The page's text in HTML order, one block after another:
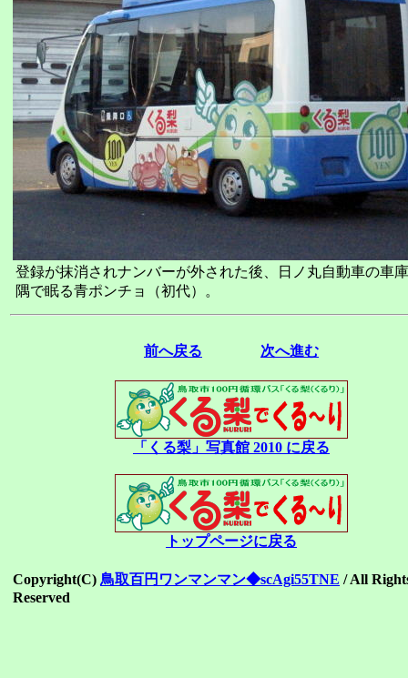
登録が抹消されナンバーが外された後、日ノ丸自動車の車
隅で眠る青ポンチョ（初代）。
前へ戻る 次へ進む
「くる梨」写真館 2010 に戻る
トップページに戻る
Copyright(C) 鳥取百円ワンマンマン◆scAgi55TNE / All
Reserved